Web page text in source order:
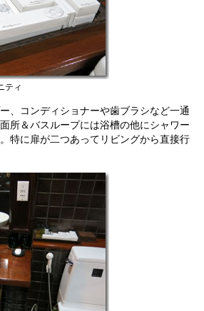
ティ
、コンディショナーや歯ブラシなど一通
所＆バスループには浴槽の他にシャワー
特に扉が二つあってリビングから直接行